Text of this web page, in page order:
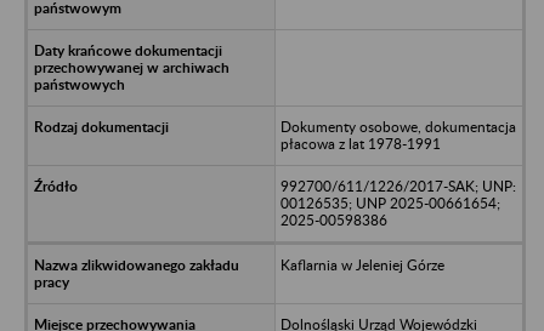
Dokumenty osobowe, dokumentacja
płacowa z lat 1978-1991
992700/611/1226/2017-SAK; UNP:
00126535; UNP 2025-00661654;
2025-00598386
Kaflarnia w Jeleniej Górze
Dolnośląski Urząd Wojewódzki